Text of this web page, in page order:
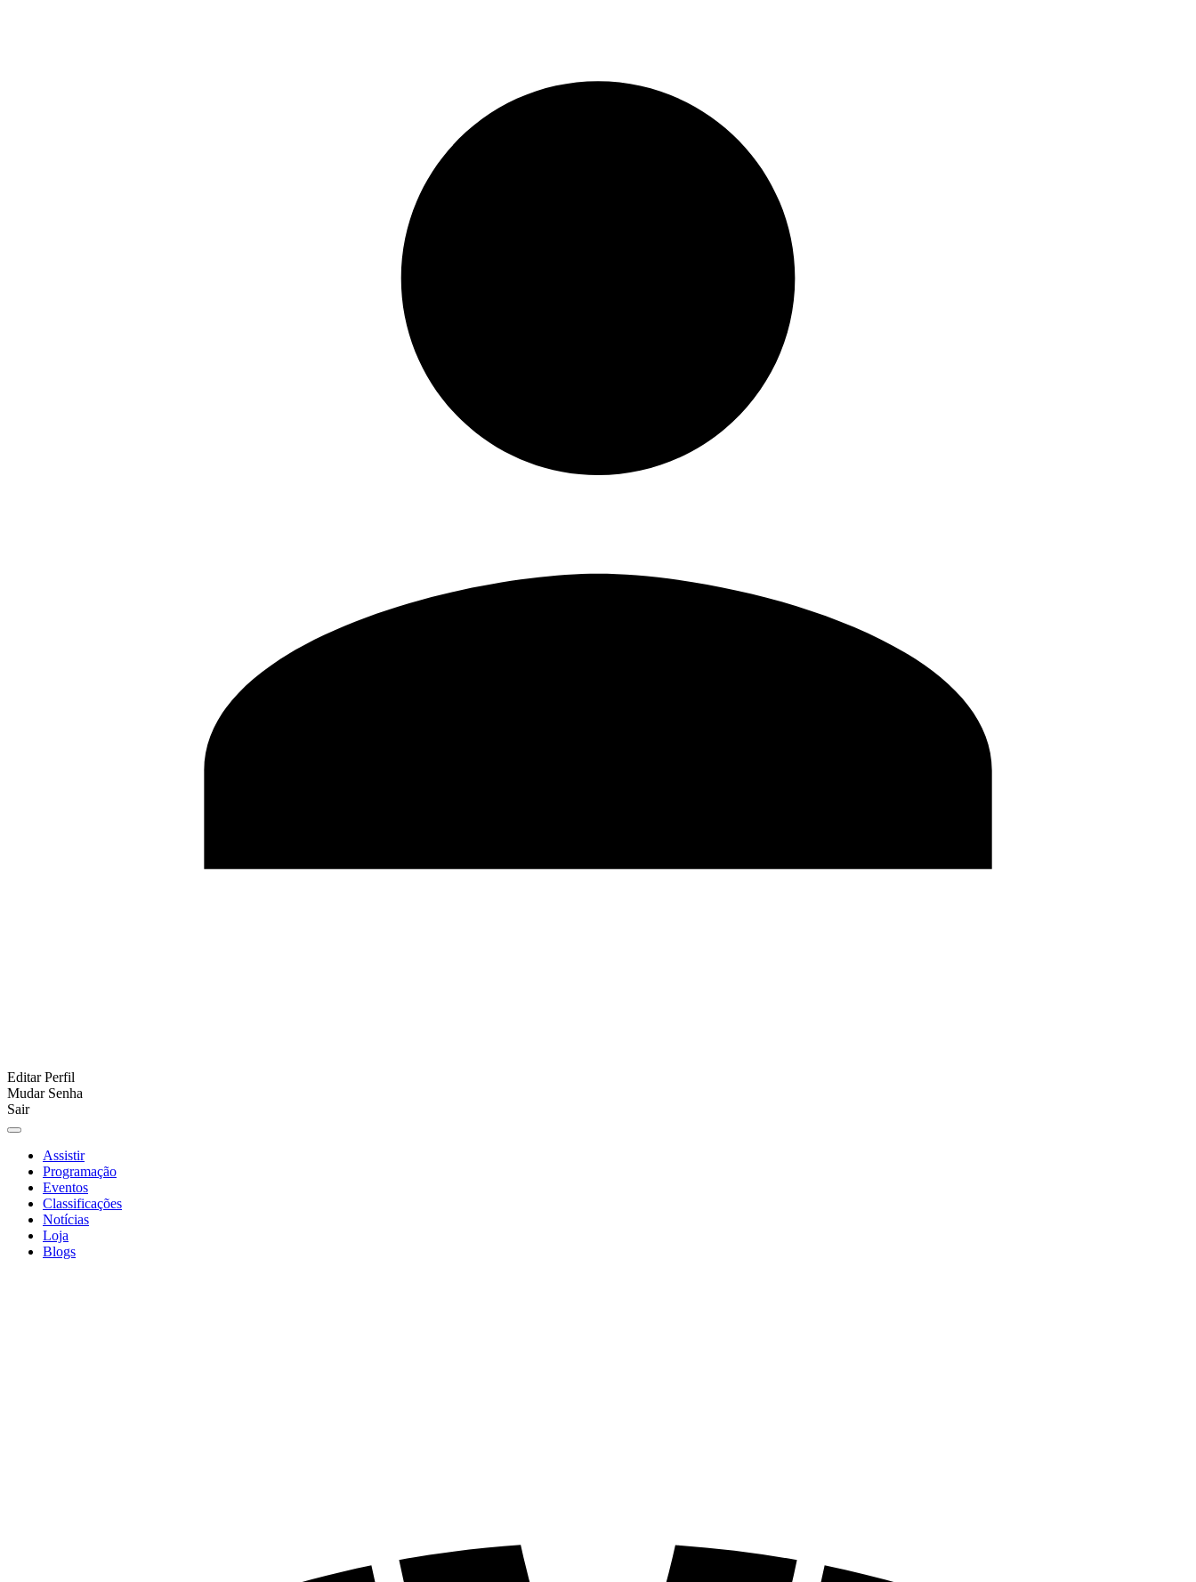
Editar Perfil
Mudar Senha
Sair
Assistir
Programação
Eventos
Classificações
Notícias
Loja
Blogs